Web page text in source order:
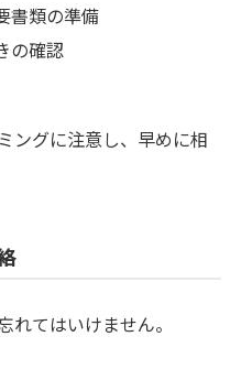
書類の準備
の確認
ングに注意し、早めに相
てはいけません。